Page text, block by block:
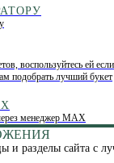
воспользуйтесь ей
подобрать лучший букет
менеджер МАХ
и разделы сайта с